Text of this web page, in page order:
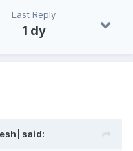
Last Reply
1 dy
said: